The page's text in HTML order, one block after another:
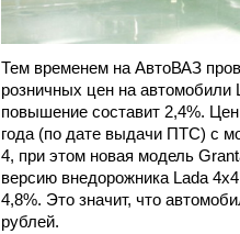
Тем временем на АвтоВАЗ
розничных цен на
повышение составит 2,4%.
года (по дате выдачи ПТС) с
4, при этом новая модель
версию внедорожника Lada
4,8%. Это значит, что
рублей.